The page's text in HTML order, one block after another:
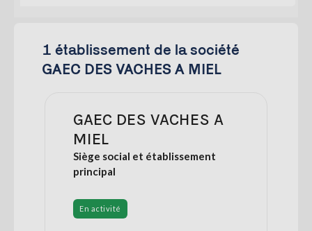
1 établissement de la société
GAEC DES VACHES A MIEL
GAEC DES VACHES A
MIEL
Siège social et établissement
principal
En activité